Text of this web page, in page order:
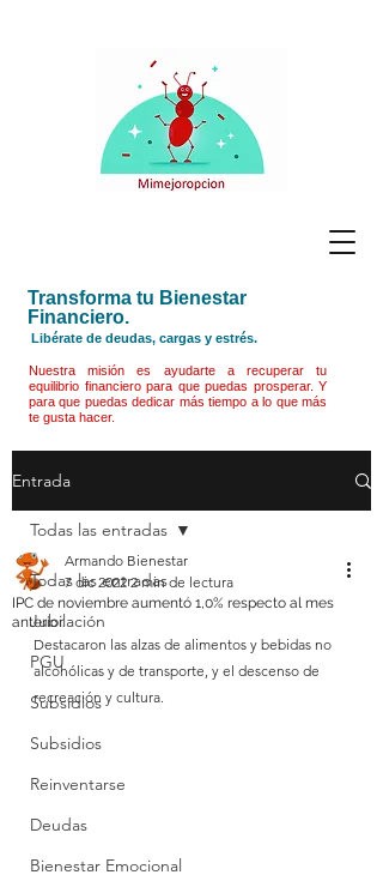
Transforma tu Bienestar
Financiero.
Libérate de deudas, cargas y estrés.
Nuestra misión es ayudarte a recuperar tu
equilibrio financiero para que puedas prosperar. Y
para que puedas dedicar más tiempo a lo que más
te gusta hacer.
Entrada
Todas las entradas
Jubilación
PGU
Subsidios
Subsidios
Reinventarse
Deudas
Bienestar Emocional
Todas las entradas
IPC de noviembre aumentó 1,0% respecto al mes
anterior.
Armando Bienestar
7 dic 2022 2 min de lectura
Destacaron las alzas de alimentos y bebidas no
alcohólicas y de transporte, y el descenso de
recreación y cultura.